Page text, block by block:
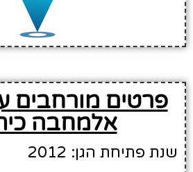
פרטים מורחבים
אלמחבה
שנת פתיחת הגן: 2012